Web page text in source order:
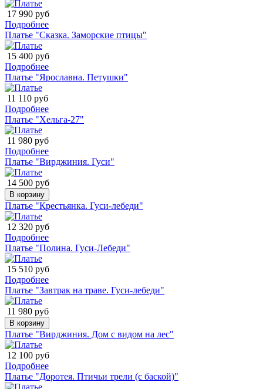
17 990 руб
Подробнее
Платье "Сказка. Заморские птицы"
15 400 руб
Подробнее
Платье "Ярославна. Петушки"
11 110 руб
Подробнее
Платье "Хельга-27"
11 980 руб
Подробнее
Платье "Вирджиния. Гуси"
14 500 руб
В корзину
Платье "Крестьянка. Гуси-лебеди"
12 320 руб
Подробнее
Платье "Полина. Гуси-Лебеди"
15 510 руб
Подробнее
Платье "Завтрак на траве. Гуси-лебеди"
11 980 руб
В корзину
Платье "Вирджиния. Дом с видом на лес"
12 100 руб
Подробнее
Платье "Доротея. Птичьи трели (с баской)"